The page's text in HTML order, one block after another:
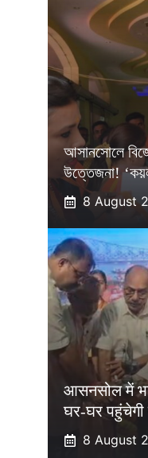
আসানসোলে
উত্তেজনা!
8 August
आसनसोल में
घर-घर
8 August